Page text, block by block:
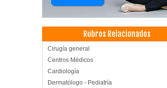
Rubros Relacionados
Cirugía general
Centros Médicos
Cardiología
Dermatólogo - Pediatría